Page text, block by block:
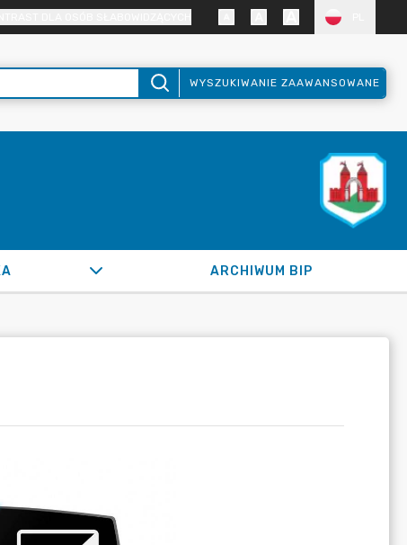
WYSZUKIWANIE ZAAWANSOWANE
ARCHIWUM BIP